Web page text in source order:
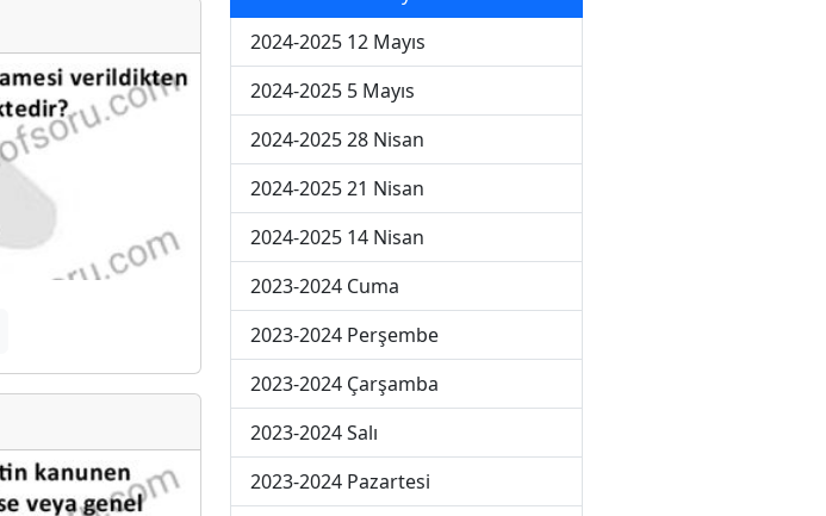
2024-2025 12 Mayıs
2024-2025 5 Mayıs
2024-2025 28 Nisan
2024-2025 21 Nisan
2024-2025 14 Nisan
2023-2024 Cuma
2023-2024 Perşembe
2023-2024 Çarşamba
2023-2024 Salı
2023-2024 Pazartesi